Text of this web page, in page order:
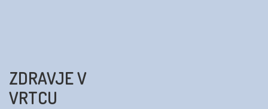
ZDRAVJE V
VRTCU